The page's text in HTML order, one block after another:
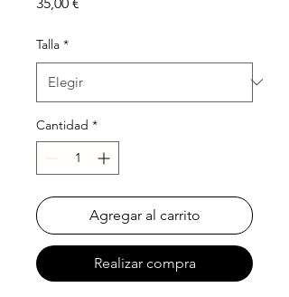
Talla *
Cantidad *
Agregar al carrito
Realizar compra